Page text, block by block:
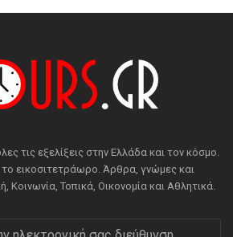
τις εξελίξεις στην Ελλάδα και τον κόσμο.
εικοσιτετράωρο. Άρθρα, γνώμες και
Κοινωνία, Τοπικά, Οικονομία και Αθλητικά.